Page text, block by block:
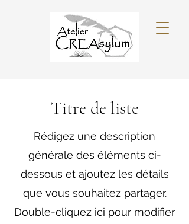
Titre de liste
Rédigez une description
générale des éléments ci-
dessous et ajoutez les détails
que vous souhaitez partager.
Double-cliquez ici pour modifier